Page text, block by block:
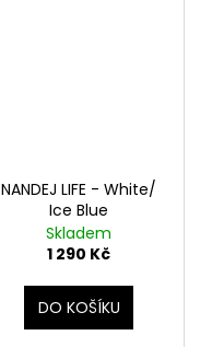
NANDEJ LIFE - White/
Ice Blue
Skladem
1 290 Kč
DO KOŠÍKU